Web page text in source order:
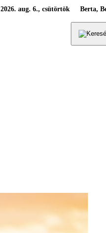
2026. aug. 6., csütörtök Berta,